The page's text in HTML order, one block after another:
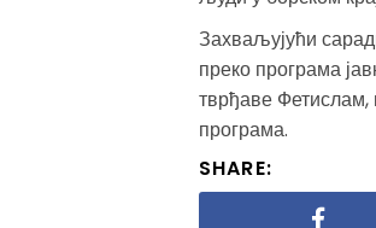
Захваљујући
преко програма
тврђаве Фетислам,
програма.
SHARE: